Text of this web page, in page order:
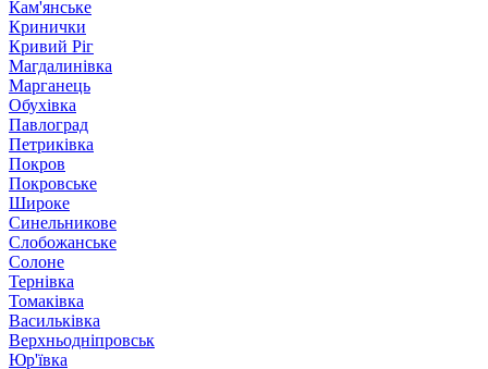
Кам'янське
Кринички
Кривий Ріг
Магдалинівка
Марганець
Обухівка
Павлоград
Петриківка
Покров
Покровське
Широке
Синельникове
Слобожанське
Солоне
Тернівка
Томаківка
Васильківка
Верхньодніпровськ
Юр'ївка